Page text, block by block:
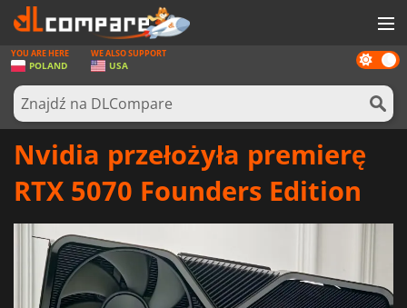
GRY
KARTY DO GIER
OPROGRAMOWANIE
AKTUALNOŚCI
ZALOGUJ SIĘ LUB ZAREJESTRUJ
Dark
mode
YOU ARE HERE
POLAND
WE ALSO SUPPORT
USA
Nvidia przełożyła premierę
RTX 5070 Founders Edition